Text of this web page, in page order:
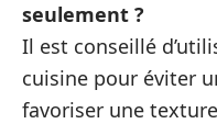
seulement ?
Il est conseillé
cuisine pour éviter
favoriser une